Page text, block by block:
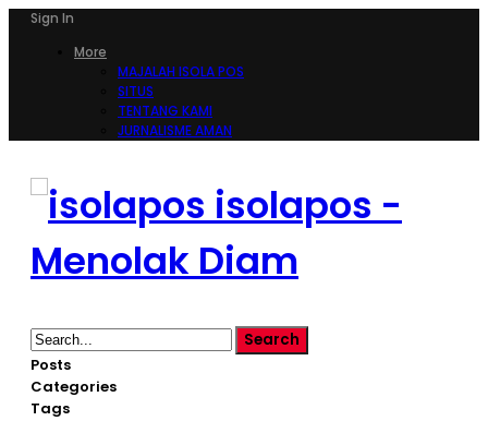
Sign In
More
MAJALAH ISOLA POS
SITUS
TENTANG KAMI
JURNALISME AMAN
isolapos -
Menolak Diam
Posts
Categories
Tags